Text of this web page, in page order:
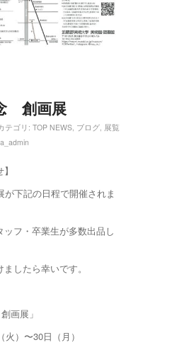
創画展
テゴリ: TOP NEWS ブログ 展覧
が下記の日程で開催されま
フ・卒業生が多数出品し
したら幸いです。
画展」
）〜30日（月）